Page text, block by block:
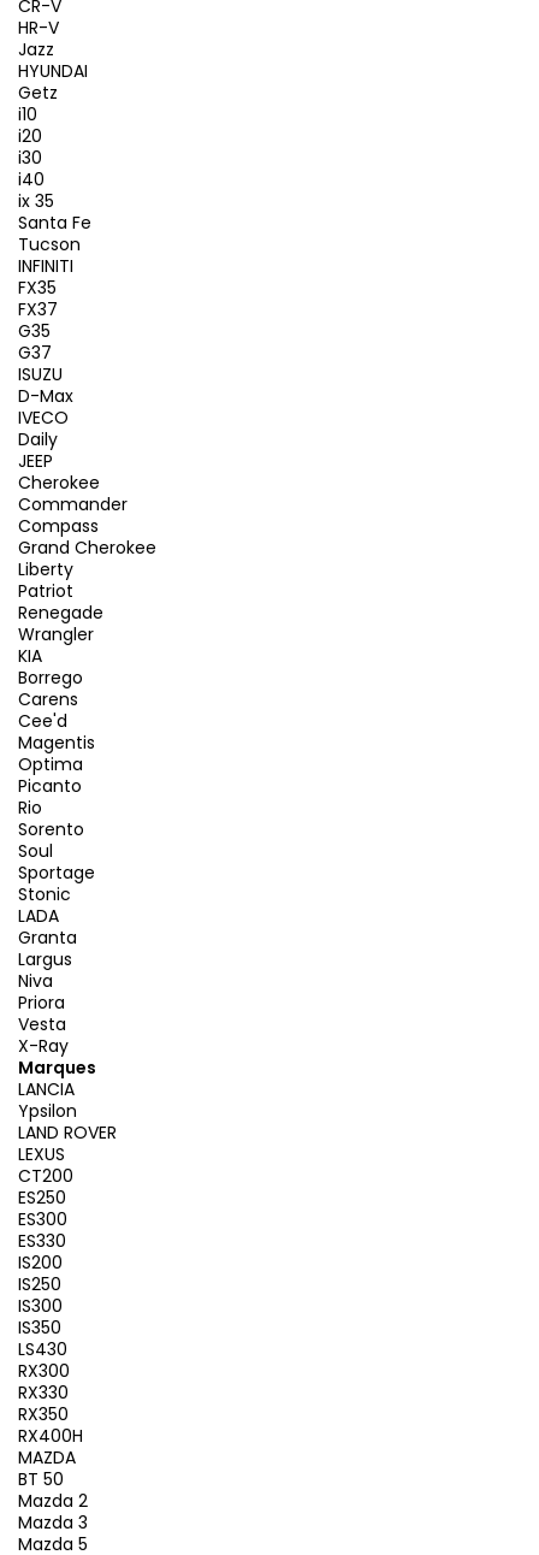
CR-V
HR-V
Jazz
HYUNDAI
Getz
i10
i20
i30
i40
ix 35
Santa Fe
Tucson
INFINITI
FX35
FX37
G35
G37
ISUZU
D-Max
IVECO
Daily
JEEP
Cherokee
Commander
Compass
Grand Cherokee
Liberty
Patriot
Renegade
Wrangler
KIA
Borrego
Carens
Cee'd
Magentis
Optima
Picanto
Rio
Sorento
Soul
Sportage
Stonic
LADA
Granta
Largus
Niva
Priora
Vesta
X-Ray
Marques
LANCIA
Ypsilon
LAND ROVER
LEXUS
CT200
ES250
ES300
ES330
IS200
IS250
IS300
IS350
LS430
RX300
RX330
RX350
RX400H
MAZDA
BT 50
Mazda 2
Mazda 3
Mazda 5